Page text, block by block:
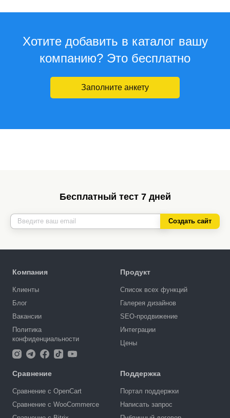
Хотите добавить в каталог вашу
компанию? Это бесплатно
Заполните анкету
Бесплатный тест 7 дней
Создать сайт
Компания
Клиенты
Блог
Вакансии
Политика
конфиденциальности
Продукт
Список всех функций
Галерея дизайнов
SEO-продвижение
Интеграции
Цены
Сравнение
Сравнение с OpenCart
Сравнение с WooCommerce
Поддержка
Портал поддержки
Написать запрос